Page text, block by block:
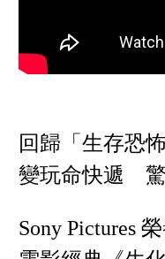
回歸「生存恐
變玩命快遞 驚
Sony Pictures